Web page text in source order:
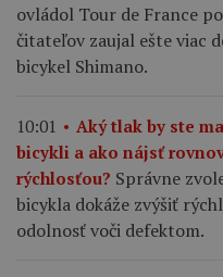
ovládol Tour de France
čitateľov zaujal ešte viac
bicykel Shimano.
10:01
Aký tlak by ste
bicykli a ako nájsť
rýchlosťou? Správne
bicykla dokáže zvýšiť
odolnosť voči defektom.